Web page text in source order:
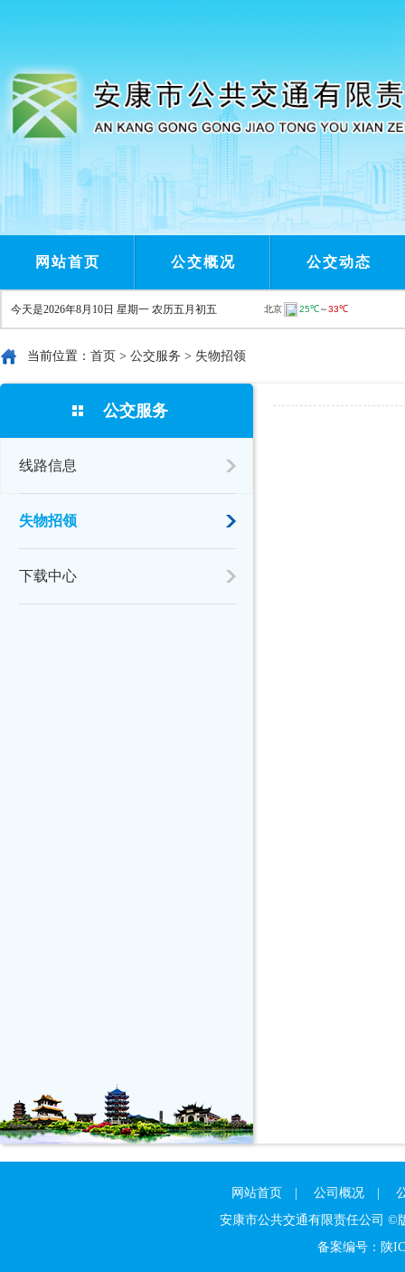
网站首页 公交概况 公交动态
今天是2026年8月10日 星期一 农历五月初五
当前位置： 首页 > 公交服务 > 失物招领
公交服务
线路信息
失物招领
下载中心
网站首页 公司概况|
安康市公共交通有限责任公司
备案编号：陕